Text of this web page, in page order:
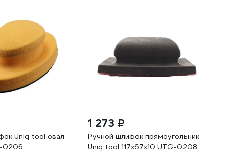
Uniq tool овал
0206
1 273 ₽
Ручной шлифок прямоугольник
Uniq tool 117x67x10 UTG-0208